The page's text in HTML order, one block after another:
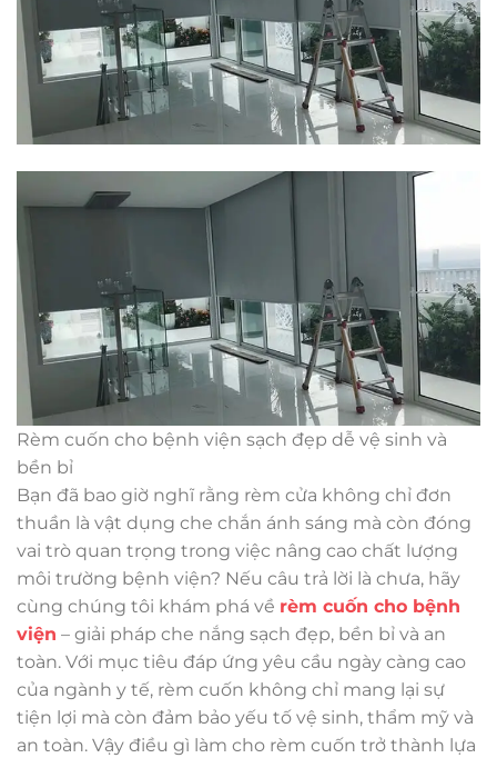
Rèm cuốn cho bệnh viện sạch đẹp dễ vệ sinh và
bền bỉ
Bạn đã bao giờ nghĩ rằng rèm cửa không chỉ đơn
thuần là vật dụng che chắn ánh sáng mà còn đóng
vai trò quan trọng trong việc nâng cao chất lượng
môi trường bệnh viện? Nếu câu trả lời là chưa, hãy
cùng chúng tôi khám phá về rèm cuốn cho bệnh
viện – giải pháp che nắng sạch đẹp, bền bỉ và an
toàn. Với mục tiêu đáp ứng yêu cầu ngày càng cao
của ngành y tế, rèm cuốn không chỉ mang lại sự
tiện lợi mà còn đảm bảo yếu tố vệ sinh, thẩm mỹ và
an toàn. Vậy điều gì làm cho rèm cuốn trở thành lựa